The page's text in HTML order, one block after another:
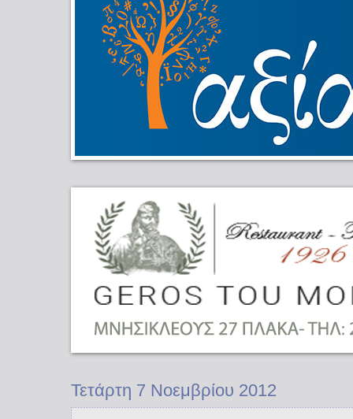
Τετάρτη 7 Νοεμβρίου 2012